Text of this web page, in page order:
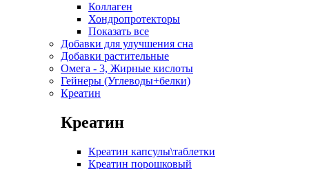
Коллаген
Хондропротекторы
Показать все
Добавки для улучшения сна
Добавки растительные
Омега - 3, Жирные кислоты
Гейнеры (Углеводы+белки)
Креатин
Креатин
Креатин капсулы\таблетки
Креатин порошковый